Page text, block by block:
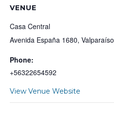
VENUE
Casa Central
Avenida España 1680, Valparaíso
Phone:
+56322654592
View Venue Website